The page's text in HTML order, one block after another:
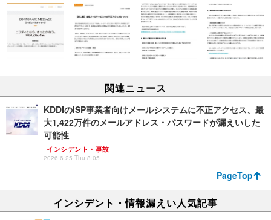
関連ニュース
KDDIのISP事業者向けメールシステムに不正アクセス、最
大1,422万件のメールアドレス・パスワードが漏えいした
可能性
インシデント・事故
2026.6.25 Thu 8:05
PageTop
インシデント・情報漏えい人気記事